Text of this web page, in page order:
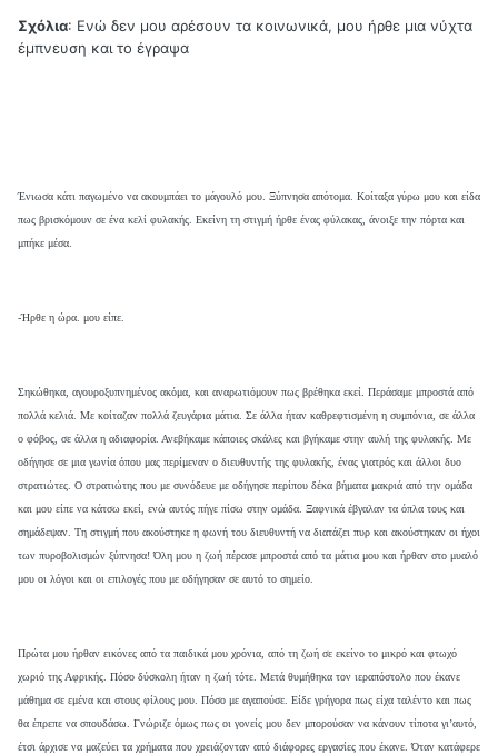
Σχόλια: Ενώ δεν μου αρέσουν τα κοινωνικά, μου ήρθε μια νύχτα
έμπνευση και το έγραψα
Ένιωσα κάτι παγωμένο να ακουμπάει το μάγουλό μου. Ξύπνησα απότομα. Κοίταξα γύρω μου και είδα
πως βρισκόμουν σε ένα κελί φυλακής. Εκείνη τη στιγμή ήρθε ένας φύλακας, άνοιξε την πόρτα και
μπήκε μέσα.
-Ήρθε η ώρα. μου είπε.
Σηκώθηκα, αγουροξυπνημένος ακόμα, και αναρωτιόμουν πως βρέθηκα εκεί. Περάσαμε μπροστά από
πολλά κελιά. Με κοίταζαν πολλά ζευγάρια μάτια. Σε άλλα ήταν καθρεφτισμένη η συμπόνια, σε άλλα
ο φόβος, σε άλλα η αδιαφορία. Ανεβήκαμε κάποιες σκάλες και βγήκαμε στην αυλή της φυλακής. Με
οδήγησε σε μια γωνία όπου μας περίμεναν ο διευθυντής της φυλακής, ένας γιατρός και άλλοι δυο
στρατιώτες. Ο στρατιώτης που με συνόδευε με οδήγησε περίπου δέκα βήματα μακριά από την ομάδα
και μου είπε να κάτσω εκεί, ενώ αυτός πήγε πίσω στην ομάδα. Ξαφνικά έβγαλαν τα όπλα τους και
σημάδεψαν. Τη στιγμή που ακούστηκε η φωνή του διευθυντή να διατάζει πυρ και ακούστηκαν οι ήχοι
των πυροβολισμών ξύπνησα! Όλη μου η ζωή πέρασε μπροστά από τα μάτια μου και ήρθαν στο μυαλό
μου οι λόγοι και οι επιλογές που με οδήγησαν σε αυτό το σημείο.
Πρώτα μου ήρθαν εικόνες από τα παιδικά μου χρόνια, από τη ζωή σε εκείνο το μικρό και φτωχό
χωριό της Αφρικής. Πόσο δύσκολη ήταν η ζωή τότε. Μετά θυμήθηκα τον ιεραπόστολο που έκανε
μάθημα σε εμένα και στους φίλους μου. Πόσο με αγαπούσε. Είδε γρήγορα πως είχα ταλέντο και πως
θα έπρεπε να σπουδάσω. Γνώριζε όμως πως οι γονείς μου δεν μπορούσαν να κάνουν τίποτα γι’αυτό,
έτσι άρχισε να μαζεύει τα χρήματα που χρειάζονταν από διάφορες εργασίες που έκανε. Όταν κατάφερε